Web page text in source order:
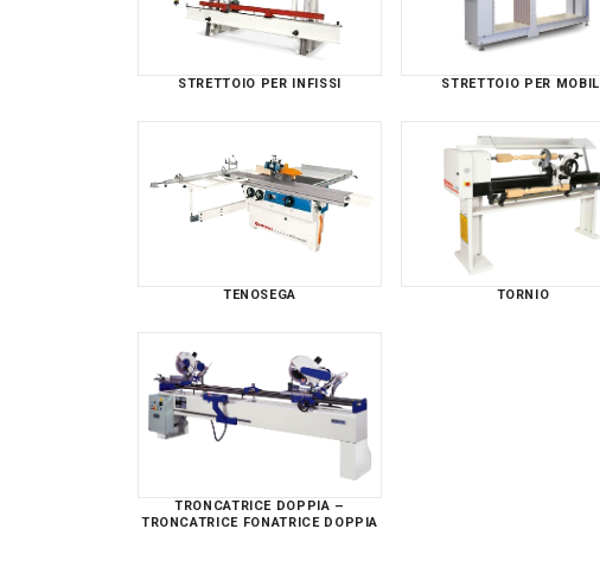
STRETTOIO PER INFISSI STRETTOIO PER MOBILI
TENOSEGA TORNIO
TRONCATRICE DOPPIA –
TRONCATRICE FONATRICE DOPPIA